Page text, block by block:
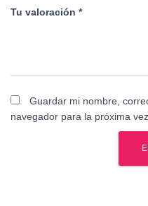
Tu valoración *
Guardar mi nombre,
navegador para la próxima